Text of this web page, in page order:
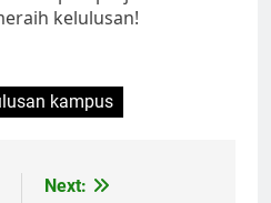
kelulusan!
kampus
Next: